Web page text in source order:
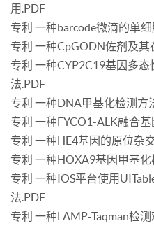
用.PDF
专利 一种barcode微滴的单
专利 一种CpGODN佐剂及
专利 一种CYP2C19基因多
法.PDF
专利 一种DNA甲基化检测方
专利 一种FYCO1-ALK融合
专利 一种HE4基因的原位杂
专利 一种HOXA9基因甲基
专利 一种IOS平台使用
法.PDF
专利 一种LAMP-Taqman检